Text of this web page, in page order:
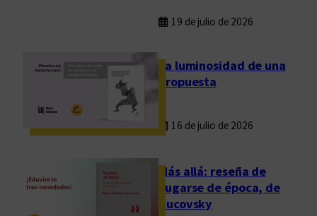
19 de julio de 2026
La luminosidad de una
propuesta
16 de julio de 2026
Más allá: reseña de
Fugarse de época, de
Rucovsky